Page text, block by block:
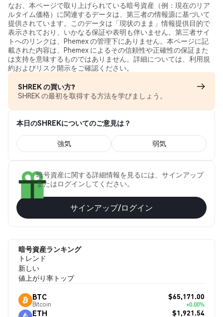
なお、本ページで取り上げられている暗号資産（例：現在のリア
ルタイム価格）に関連するデータは、第三者の情報源に基づいて
提供されています。このデータは「現状のまま」情報提供目的で
表示されており、いかなる保証や表明も伴いません。第三者サイ
トへのリンクは、Phemex の管理下にありません。本ページに記
載された内容は、Phemex によるその信頼性や正確性の保証また
は支持を意味するものではありません。詳細については、利用規
約およびリスク開示をご確認ください。
SHREK の買い方?
SHREK の最初を取得する方法を学びましょう。
本日のSHREKについてのご意見は？
強気 弱気
暗号資産に関する詳細情報を見るには、サインアップ
またはログインしてください。
サインアップ/ログイン
暗号資産ランキング
トレンド
新しい
値上がり率トップ
BTC
Bitcoin
$65,171.00
+0.00%
ETH $1,921.54